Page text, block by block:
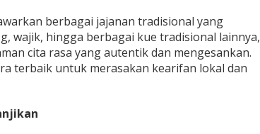
berbagai jajanan tradisional yang
wajik, hingga berbagai kue tradisional lainnya,
cita rasa yang autentik dan mengesankan.
terbaik untuk merasakan kearifan lokal dan